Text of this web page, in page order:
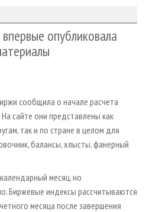
ПЛИТ
опубликовала
сообщила о начале расчета
сайте они представлены как
так и по стране в целом для
балансы, хлысты, фанерный
месяц, но
Биржевые индексы рассчитываются
месяца после завершения